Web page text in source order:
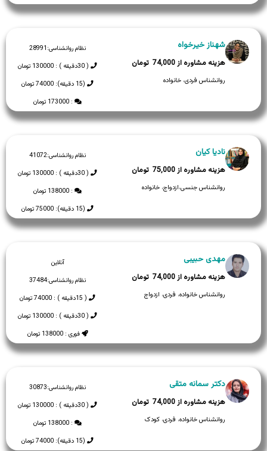
نظام روانشناسی:28991
( 30دقیقه ) : 130000 تومان
(15 دقیقه): 74000 تومان
: 173000 تومان
شهناز خیرخواه
74,000
روانشناس فردی، خانواده
نظام روانشناسی:41072
( 30دقیقه ) : 130000 تومان
: 138000 تومان
(15 دقیقه): 75000 تومان
نادیا کیان
75,000
روانشناس جنسی،ازدواج، خانواده
آنلاین
نظام روانشناسی:37484
( 15دقیقه ) : 74000 تومان
( 30دقیقه ) : 130000 تومان
فوری : 138000 تومان
مهدی حبیبی
74,000
روانشناس خانواده، فردی، ازدواج
نظام روانشناسی:30873
( 30دقیقه ) : 130000 تومان
: 138000 تومان
(15 دقیقه): 74000 تومان
دکتر سمانه متقی
74,000
روانشناس خانواده، فردی، کودک